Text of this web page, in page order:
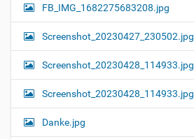
FB_IMG_1682275683208.jpg
Screenshot_20230427_230502.jpg
Screenshot_20230428_114933.jpg
Screenshot_20230428_114933.jpg
Danke.jpg